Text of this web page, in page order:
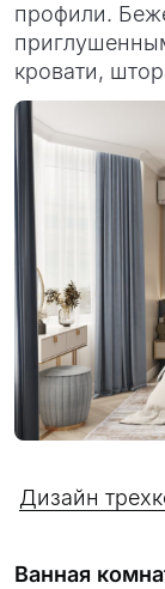
профили.
кровати,
Дизайн
Ванная